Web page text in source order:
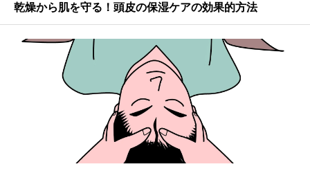
乾燥から肌を守る！頭皮の保湿ケアの効果的方法